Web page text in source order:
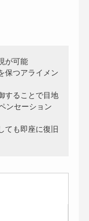
が可能
保つアライメン
することで目地
ンセーション
ても即座に復旧